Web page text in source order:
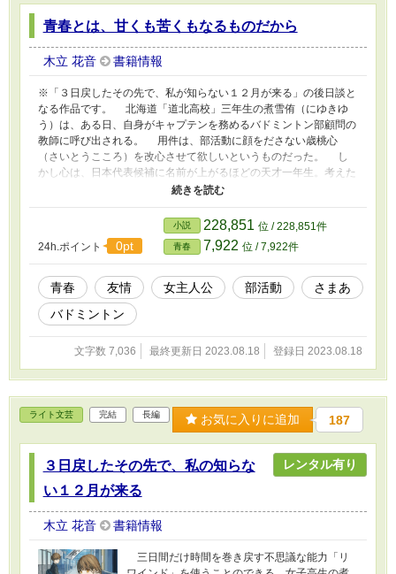
青春とは、甘くも苦くもなるものだから
木立 花音 書籍情報
※「３日戻したその先で、私が知らない１２月が来る」の後日談と
なる作品です。 北海道「道北高校」三年生の煮雪侑（にゆきゆ
う）は、ある日、自身がキャプテンを務めるバドミントン部顧問の
教師に呼び出される。 用件は、部活動に顔をださない歳桃心
（さいとうこころ）を改心させて欲しいというものだった。 し
かし心は、日本代表候補に名前が上がるほどの天才一年生。考えた
末、侑が選んだ方法とは？ バドミントン部内で繰り広げられる
青春ストーリー！
24h.ポイント 0pt
小説 228,851 位 / 228,851件
青春 7,922 位 / 7,922件
青春 友情 女主人公 部活動
さまあ
バドミントン
文字数 7,036 最終更新日 2023.08.18 登録日 2023.08.18
ライト文芸 完結 長編 お気に入りに追加 187
３日戻したその先で、私の知らな
い１２月が来る
レンタル有り
木立 花音 書籍情報
三日間だけ時間を巻き戻す不思議な能力「リ